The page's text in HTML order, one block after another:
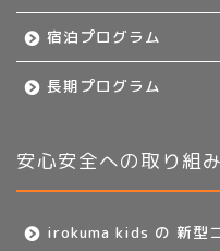
宿泊プログラム
長期プログラム
安心安全への取り組み
irokuma kids の 新型